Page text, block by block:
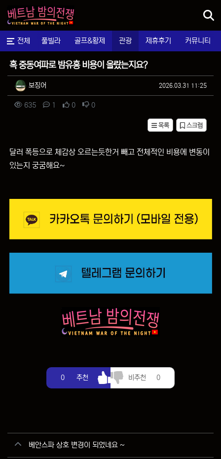
전체 메뉴
마사지 풀빌라 골프&황제 관광 제휴후기 커뮤니티
자유게시판
혹 중동여파로 밤유흥 비용이 올랐는지요?
작성자 정보
보징어 작성일
2026.03.31 11:25
컨텐츠 정보
635조회 1 댓글 0추천 0비추천
목록 스크랩
본문
달러 폭등으로 체감상 오르는듯한거 빼고 전체적인 비용에 변동이
있는지 궁굼해요~
0 추천 추천 비추천 0
비추천
관련자료
베안스파 상호 변경이 되었네요 ~